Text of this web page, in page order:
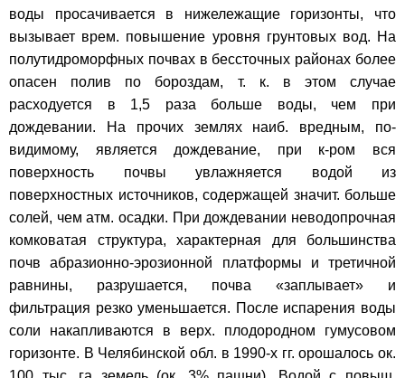
воды просачивается в нижележащие горизонты, что
вызывает врем. повышение уровня грунтовых вод. На
полутидроморфных почвах в бессточных районах более
опасен полив по бороздам, т. к. в этом случае
расходуется в 1,5 раза больше воды, чем при
дождевании. На прочих землях наиб. вредным, по-
видимому, является дождевание, при к-ром вся
поверхность почвы увлажняется водой из
поверхностных источников, содержащей значит. больше
солей, чем атм. осадки. При дождевании неводопрочная
комковатая структура, характерная для большинства
почв абразионно-эрозионной платформы и третичной
равнины, разрушается, почва «заплывает» и
фильтрация резко уменьшается. После испарения воды
соли накапливаются в верх. плодородном гумусовом
горизонте. В Челябинской обл. в 1990-х гг. орошалось ок.